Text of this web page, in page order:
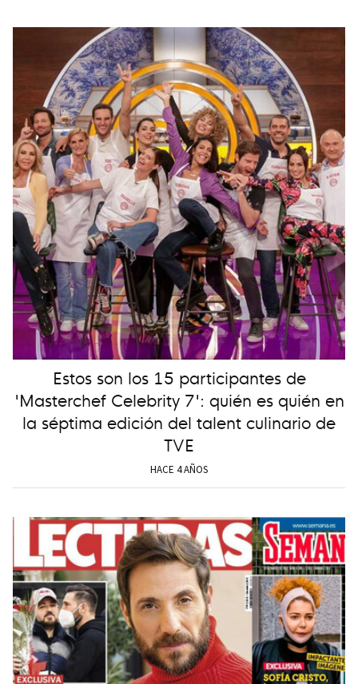
Estos son los 15 participantes de
'Masterchef Celebrity 7': quién es quién en
la séptima edición del talent culinario de
TVE
HACE 4 AÑOS